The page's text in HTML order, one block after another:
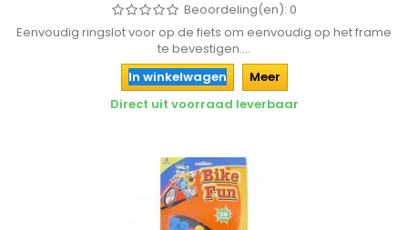
Beoordeling(en): 0
Eenvoudig ringslot voor op de fiets om eenvoudig op het frame
te bevestigen....
In winkelwagen
Meer
Direct uit voorraad leverbaar